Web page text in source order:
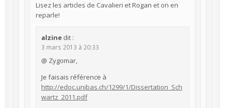
Lisez les articles de Cavalieri et Rogan et on en
reparle!
alzine dit :
3 mars 2013 à 20:33
@ Zygomar,
Je faisais référence à
http://edoc.unibas.ch/1299/1/Dissertation_Sch
wartz_2011.pdf